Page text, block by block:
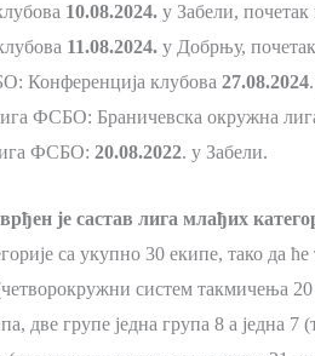
10.08.2024.у Забели, почетак
11.08.2024.у Добрњу,
Конференција клубова 27.08.2024
ФСБО: Браничевска окружна
ФСБО: 20.08.2022. у Забели.
је састав лига млађих
са укупно 30 екипе, тако да
систем такмичења 20
групе једна група 8 а једна 7